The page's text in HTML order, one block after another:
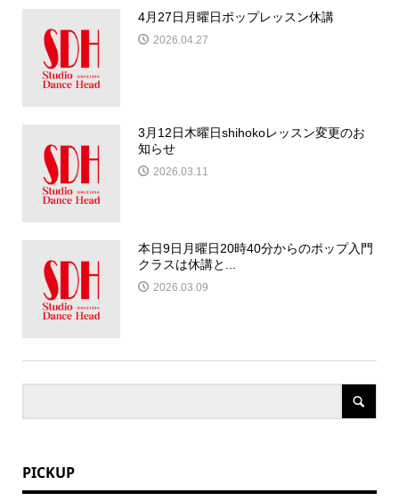
4月27日月曜日ポップレッスン休講
2026.04.27
3月12日木曜日shihokoレッスン変更のお
知らせ
2026.03.11
本日9日月曜日20時40分からのポップ入門
クラスは休講と...
2026.03.09
PICKUP